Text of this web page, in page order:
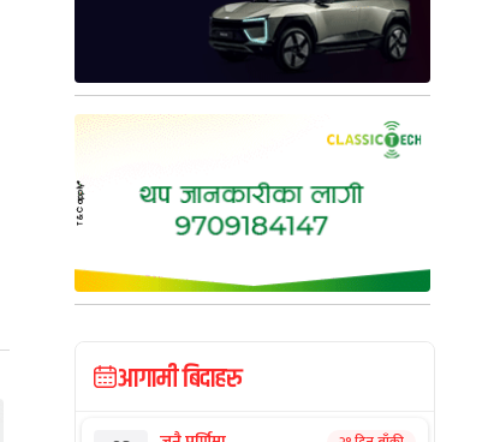
आगामी बिदाहरु